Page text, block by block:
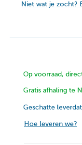
Niet wat je zocht?
Op voorraad,
Gratis afhaling te
Geschatte
Hoe leveren we?